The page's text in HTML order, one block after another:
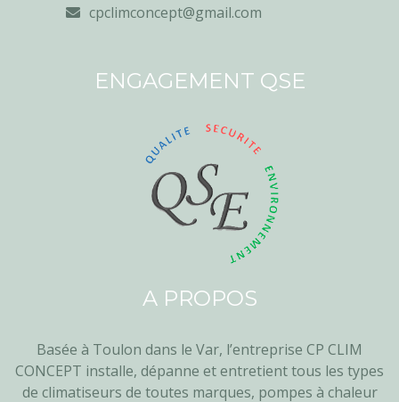
cpclimconcept@gmail.com
ENGAGEMENT QSE
A PROPOS
Basée à Toulon dans le Var, l’entreprise CP CLIM
CONCEPT installe, dépanne et entretient tous les types
de climatiseurs de toutes marques, pompes à chaleur